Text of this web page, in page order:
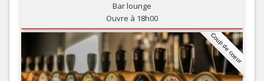
Bar lounge
Ouvre à 18h00
Coup de coeur